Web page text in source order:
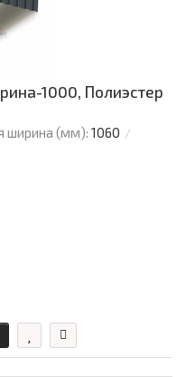
1000, Полиэстер
ширина (мм): 1060